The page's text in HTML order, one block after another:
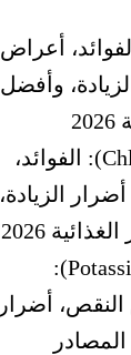
الحديد‎ (Iron): ‎الفوائد، أعراض
وأفضل
الكلوريد (Chloride): الفوائد،
الزيادة،
2026
البوتاسيوم (Potassium):
النقص، أضرار